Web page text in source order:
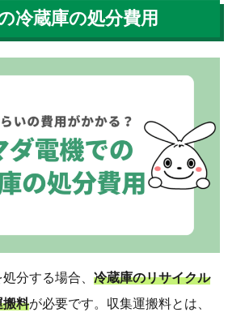
冷蔵庫の処分費用
分する場合、 冷蔵庫のリサイクル
搬料が必要です。収集運搬料とは、